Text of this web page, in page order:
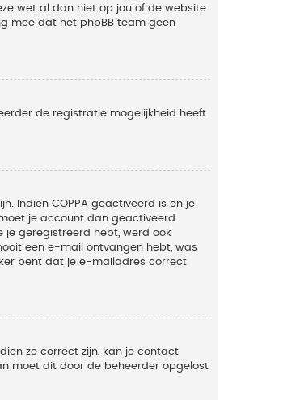
wet al dan niet op jou of de website
mee dat het phpBB team geen
de registratie mogelijkheid heeft
Indien COPPA geactiveerd is en je
je account dan geactiveerd
je geregistreerd hebt, werd ook
een e-mail ontvangen hebt, was
bent dat je e-mailadres correct
ze correct zijn, kan je contact
moet dit door de beheerder opgelost